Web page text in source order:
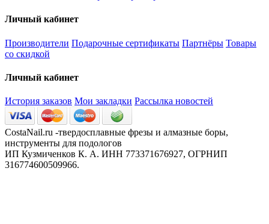
Личный кабинет
Производители Подарочные сертификаты Партнёры Товары
со скидкой
Личный кабинет
История заказов Мои закладки Рассылка новостей
CostaNail.ru -твердосплавные фрезы и алмазные боры,
инструменты для подологов
ИП Кузмиченков К. А. ИНН 773371676927, ОГРНИП
316774600509966.